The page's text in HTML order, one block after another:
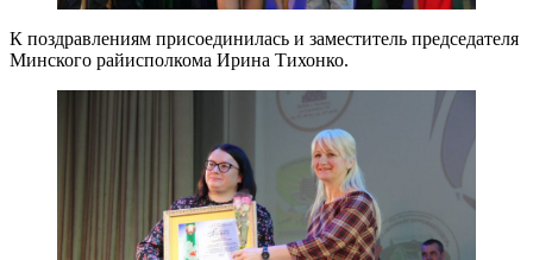
К поздравлениям присоединилась и заместитель председателя
Минского райисполкома Ирина Тихонко.